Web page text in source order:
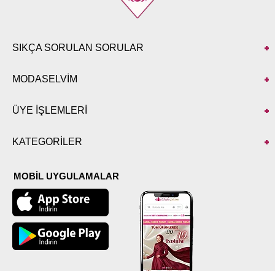
SIKÇA SORULAN SORULAR
MODASELVİM
ÜYE İŞLEMLERİ
KATEGORİLER
MOBİL UYGULAMALAR